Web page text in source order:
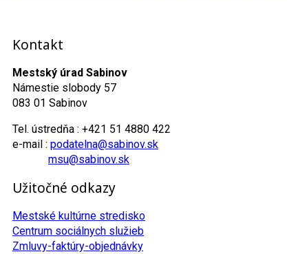
Kontakt
Mestský úrad Sabinov
Námestie slobody 57
083 01 Sabinov
Tel. ústredňa : +421 51 4880 422
e-mail : podatelna@sabinov.sk
msu@sabinov.sk
Užitočné odkazy
Mestské kultúrne stredisko
Centrum sociálnych služieb
Zmluvy-faktúry-objednávky